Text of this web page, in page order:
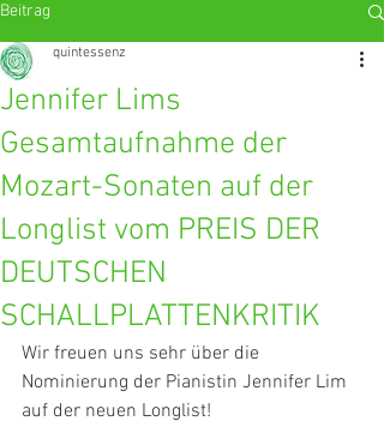
Beitrag
Jennifer Lims
Gesamtaufnahme der
Mozart-Sonaten auf der
Longlist vom PREIS DER
DEUTSCHEN
SCHALLPLATTENKRITIK
quintessenz
Wir freuen uns sehr über die
Nominierung der Pianistin Jennifer Lim
auf der neuen Longlist!